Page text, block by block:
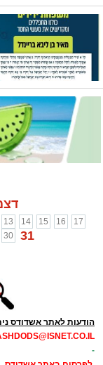
13 14 15 16
17
30 31
הודעות לאתר אשדודס
-